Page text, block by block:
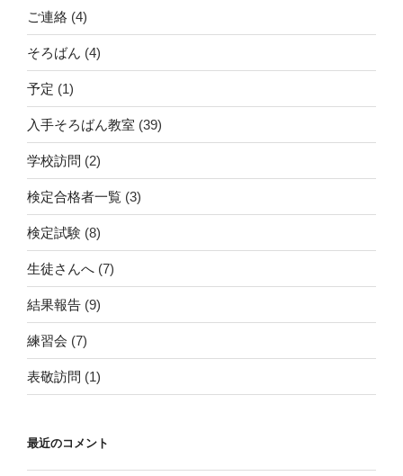
ご連絡 (4)
そろばん (4)
予定 (1)
入手そろばん教室 (39)
学校訪問 (2)
検定合格者一覧 (3)
検定試験 (8)
生徒さんへ (7)
結果報告 (9)
練習会 (7)
表敬訪問 (1)
最近のコメント